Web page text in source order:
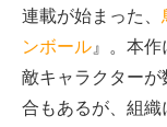
連載が始まった、
ンボール 』。本
敵キャラクター
合もあるが、組織